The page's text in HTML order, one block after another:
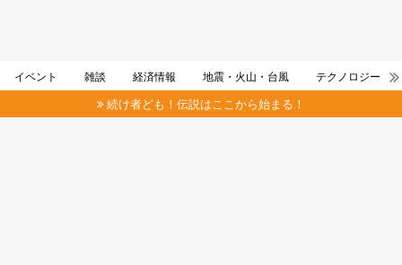
イベント 雑談 経済情報 地震・火山・台風 テクノロジー
続け者ども！伝説はここから始まる！